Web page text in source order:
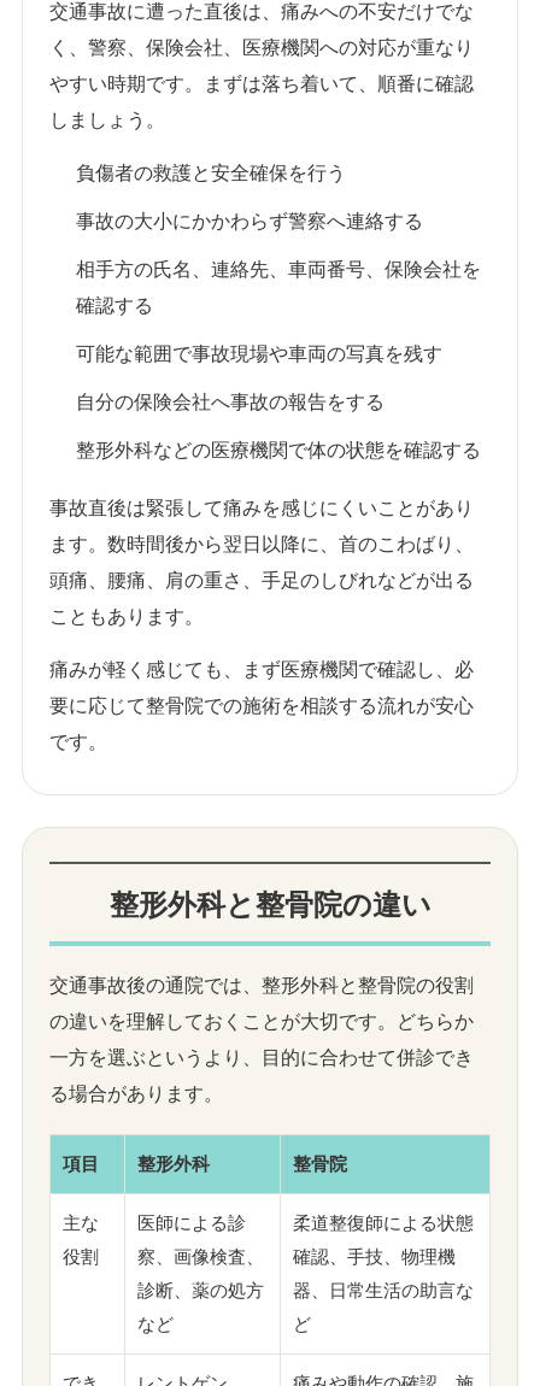
交通事故に遭った直後は、痛みへの不安だけでな
く、警察、保険会社、医療機関への対応が重なり
やすい時期です。まずは落ち着いて、順番に確認
しましょう。
負傷者の救護と安全確保を行う
事故の大小にかかわらず警察へ連絡する
相手方の氏名、連絡先、車両番号、保険会社を
確認する
可能な範囲で事故現場や車両の写真を残す
自分の保険会社へ事故の報告をする
整形外科などの医療機関で体の状態を確認する
事故直後は緊張して痛みを感じにくいことがあり
ます。数時間後から翌日以降に、首のこわばり、
頭痛、腰痛、肩の重さ、手足のしびれなどが出る
こともあります。
痛みが軽く感じても、まず医療機関で確認し、必
要に応じて整骨院での施術を相談する流れが安心
です。
整形外科と整骨院の違い
交通事故後の通院では、整形外科と整骨院の役割
の違いを理解しておくことが大切です。どちらか
一方を選ぶというより、目的に合わせて併診でき
る場合があります。
項目 整形外科 整骨院
主な
役割
医師による診
察、画像検査、
診断、薬の処方
など
柔道整復師による状態
確認、手技、物理機
器、日常生活の助言な
ど